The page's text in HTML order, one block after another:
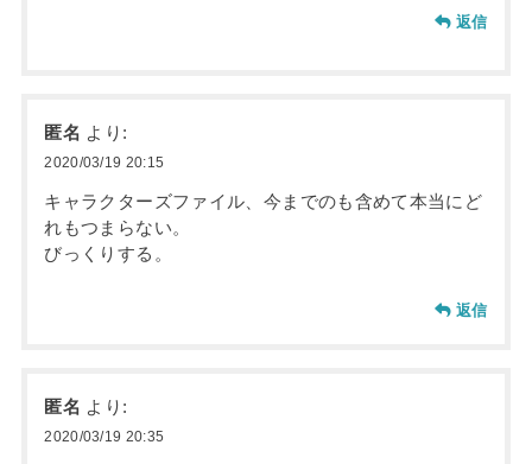
返信
匿名 より:
2020/03/19 20:15
キャラクターズファイル、今までのも含めて本当にど
れもつまらない。
びっくりする。
返信
匿名 より:
2020/03/19 20:35